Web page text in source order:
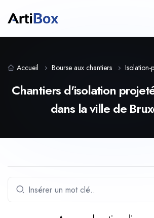
Accueil Bourse aux chantiers Isolation-
Chantiers d'isolation
dans la ville de